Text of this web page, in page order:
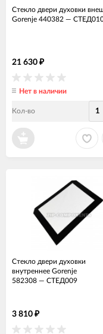
Стекло двери духовки
Gorenje 440382 —
21 630 ₽
Нет в наличии
Кол-во
Стекло двери духовки
внутреннее Gorenje
582308 — СТЕД009
3 810 ₽